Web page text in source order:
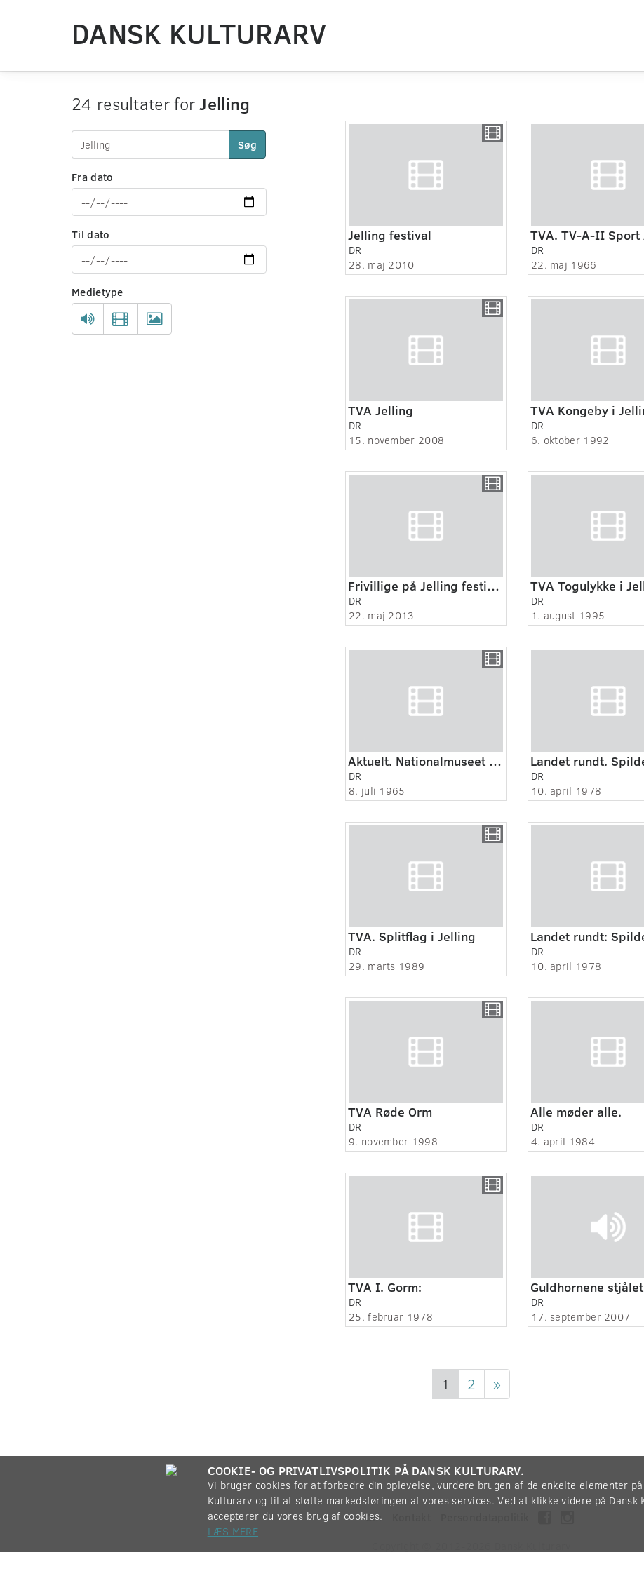
DANSK KULTURARV
24 resultater forJelling
Søg
Fra dato
Til dato
Medietype
Jelling festival
DR
28. maj 2010
DR
22. maj 1966
TVA Jelling
DR
15. november 2008
TVA Kongeby i
DR
6. oktober 1992
Frivillige på Jelling festival
DR
22. maj 2013
TVA Togulykke i
DR
1. august 1995
Aktuelt. Nationalmuseet håber i udgravningerne ved Jelling at kunne finde rester af...
DR
8. juli 1965
Landet rundt.
DR
10. april 1978
TVA. Splitflag i Jelling
DR
29. marts 1989
Landet rundt:
DR
10. april 1978
TVA Røde Orm
DR
9. november 1998
Alle møder alle.
DR
4. april 1984
TVA I. Gorm:
DR
25. februar 1978
DR
17. september 2007
1 2 »
Om
COOKIE- OG PRIVATLIVSPOLITIK PÅ DANSK KULTURARV.
Vi bruger cookies for at forbedre din oplevelse, vurdere brugen af de enkelte elementer på
Kulturarv og til at støtte markedsføringen af vores services. Ved at klikke videre på Dansk
accepterer du vores brug af cookies.
LÆS MERE